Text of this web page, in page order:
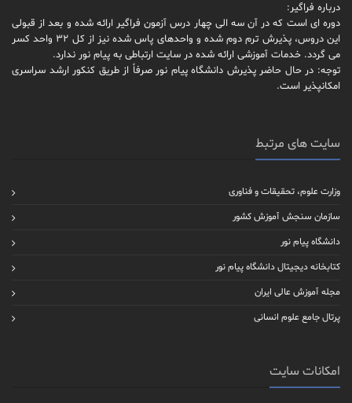
درباره فراگیر:
دوره ای است که در آن سه الی چهار درس آزمون فراگیر ارائه شده و بعد از قبولی
این دروس، پذیرش ترم دوم شده و واحدهای پاس شده نیز از کل 32 واحد کسر
می گردد. خدمات آموزشی ارائه شده در سایت ارتباطی به پیام نور ندارد.
توجه: در حال حاضر پذیرش دانشگاه پیام نور صرفاً از طریق کنکور ارشد سراسری
امکانپذیر است.
سایت های مرتبط
وزارت علوم، تحقیقات و فناوری
سازمان سنجش آموزش کشور
دانشگاه پیام نور
کتابخانه دیجیتال دانشگاه پیام نور
مجله آموزش عالی ایران
پرتال جامع علوم انسانی
امکانات سایت